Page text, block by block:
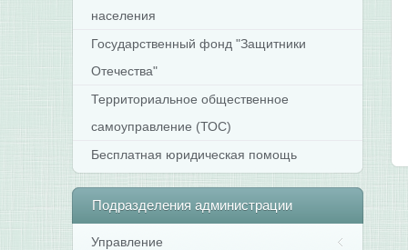
населения
Государственный фонд "Защитники
Отечества"
Территориальное общественное
самоуправление (ТОС)
Бесплатная юридическая помощь
Подразделения администрации
Управление